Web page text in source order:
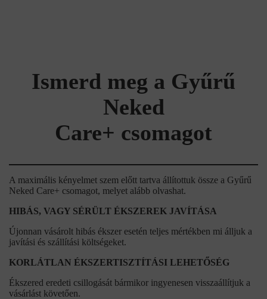
Ismerd meg a Gyűrű
Neked
Care+ csomagot
A maximális kényelmet szem előtt tartva állítottuk össze a Gyűrű
Neked Care+ csomagot, melyet alább olvashat.
HIBÁS, VAGY SÉRÜLT ÉKSZEREK JAVÍTÁSA
Újonnan vásárolt hibás ékszer esetén teljes mértékben mi álljuk a
javítási és szállítási költségeket.
KORLÁTLAN ÉKSZERTISZTÍTÁSI LEHETŐSÉG
Ékszered eredeti csillogását bármikor ingyenesen visszaállítjuk a
vásárlást követően.